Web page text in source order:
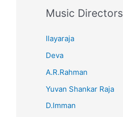
Music Directors
Ilayaraja
Deva
A.R.Rahman
Yuvan Shankar Raja
D.Imman